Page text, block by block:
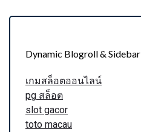
Dynamic Blogroll & Sidebar
เกมสล็อตออนไลน์
pg สล็อต
slot gacor
toto macau